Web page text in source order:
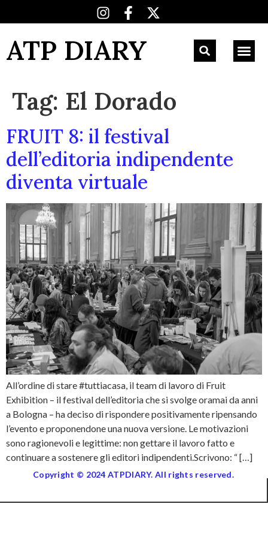
ATP DIARY
Tag: El Dorado
FRUIT 8: il festival
dell’editoria indipendente
diventa virtuale
All’ordine di stare #tuttiacasa, il team di lavoro di Fruit
Exhibition – il festival dell’editoria che si svolge oramai da anni
a Bologna – ha deciso di rispondere positivamente ripensando
l’evento e proponendone una nuova versione. Le motivazioni
sono ragionevoli e legittime: non gettare il lavoro fatto e
continuare a sostenere gli editori indipendenti.Scrivono: “ […]
Copyright © 2024 ATPDIARY. All rights reserved.